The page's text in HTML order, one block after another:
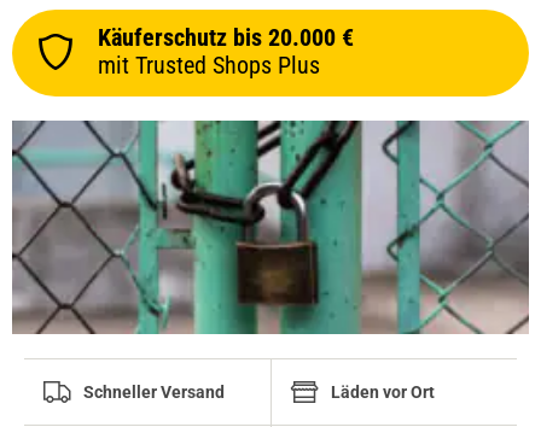
Käuferschutz bis 20.000 €
mit Trusted Shops Plus
Schneller Versand Läden vor Ort